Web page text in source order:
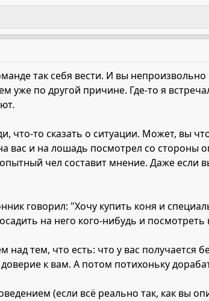
так себя вести. И вы
уже по другой причине. Где-то я
что-то сказать о ситуации. Может, вы
и на лошадь посмотрел со стороны
чел составит мнение. Даже если
говорил: "Хочу купить коня и
на него кого-нибудь и
тем, что есть: что у вас получается
к вам. А потом потихоньку
(если всё реально так, как вы